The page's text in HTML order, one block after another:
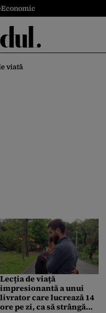
Economic
viată
Lecția de viață
impresionantă a unui
livrator care lucrează 14
ore pe zi, ca să strângă